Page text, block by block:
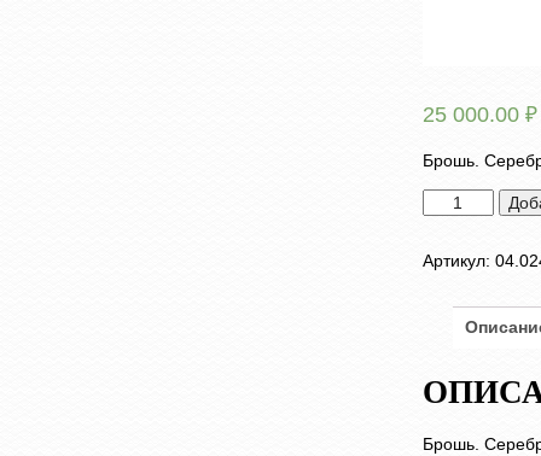
25 000.00 ₽
Брошь.
Количество
товара
"Маска"
Артикул:
Брошь.